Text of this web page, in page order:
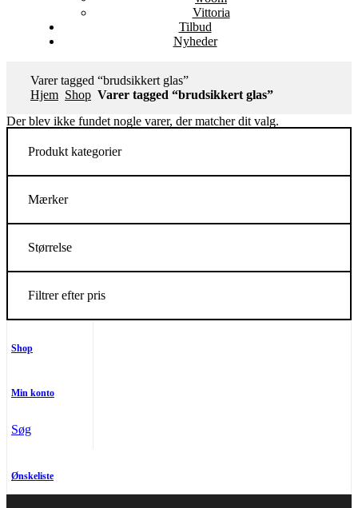
Vittoria
Tilbud
Nyheder
Varer tagged “brudsikkert glas”
Hjem Shop Varer tagged “brudsikkert glas”
Der blev ikke fundet nogle varer, der matcher dit valg.
Produkt kategorier
Mærker
Størrelse
Filtrer efter pris
Shop
Min konto
Søg
Ønskeliste